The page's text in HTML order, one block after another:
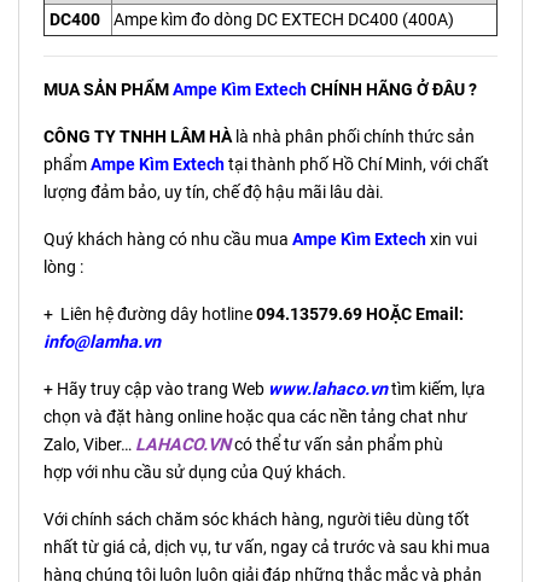
DC400
Ampe kìm đo dòng DC EXTECH DC400 (400A)
MUA SẢN PHẨMAmpe Kìm ExtechCHÍNH HÃNG Ở ĐÂU ?
CÔNG TY TNHH LÂM HÀlà nhà phân phối chính thức sản
phẩmAmpe Kìm Extechtại thành phố Hồ Chí Minh, với chất
lượng đảm bảo, uy tín, chế độ hậu mãi lâu dài.
Quý khách hàng có nhu cầu mua Ampe Kìm Extechxin vui
lòng :
+ Liên hệ đường dây hotline094.13579.69 HOẶC Email:
info@lamha.vn
+ Hãy truy cập vào trang Web www.lahaco.vntìm kiếm, lựa
chọn và đặt hàng online hoặc qua các nền tảng chat như
Zalo, Viber… LAHACO.VNcó thể tư vấn sản phẩm phù
hợp với nhu cầu sử dụng của Quý khách.
Với chính sách chăm sóc khách hàng, người tiêu dùng tốt
nhất từ giá cả, dịch vụ, tư vấn, ngay cả trước và sau khi mua
hàng chúng tôi luôn luôn giải đáp những thắc mắc và phản